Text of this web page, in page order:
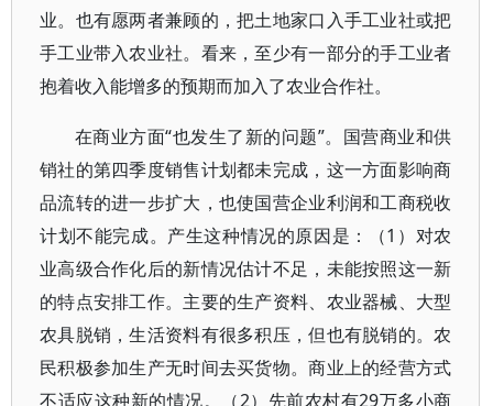
业。也有愿两者兼顾的，把土地家口入手工业社或把
手工业带入农业社。看来，至少有一部分的手工业者
抱着收入能增多的预期而加入了农业合作社。
在商业方面“也发生了新的问题”。国营商业和供
销社的第四季度销售计划都未完成，这一方面影响商
品流转的进一步扩大，也使国营企业利润和工商税收
计划不能完成。产生这种情况的原因是：（1）对农
业高级合作化后的新情况估计不足，未能按照这一新
的特点安排工作。主要的生产资料、农业器械、大型
农具脱销，生活资料有很多积压，但也有脱销的。农
民积极参加生产无时间去买货物。商业上的经营方式
不适应这种新的情况。（2）先前农村有29万多小商